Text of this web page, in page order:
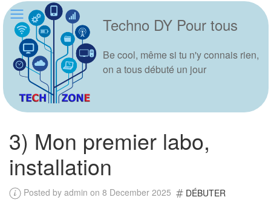
Techno DY Pour tous
Be cool, même si tu n'y connais rien,
on a tous débuté un jour
3) Mon premier labo,
installation
Posted by admin on 8 December 2025 DÉBUTER